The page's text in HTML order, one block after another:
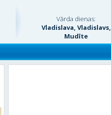
Vārda dienas:
Vladislava, Vladislavs,
Mudīte